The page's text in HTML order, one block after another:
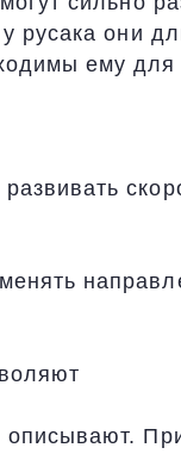
русака они
ему